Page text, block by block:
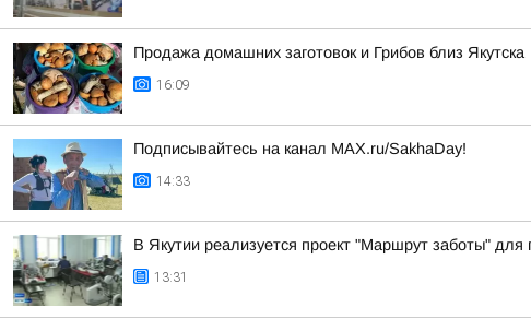
Продажа домашних заготовок и Грибов близ Якутска
16:09
Подписывайтесь на канал MAX.ru/SakhaDay!
14:33
В Якутии реализуется проект "Маршрут заботы"
13:31